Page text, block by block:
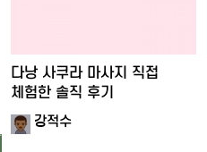
다낭 사쿠라 마사지 직접
체험한 솔직 후기
강적수